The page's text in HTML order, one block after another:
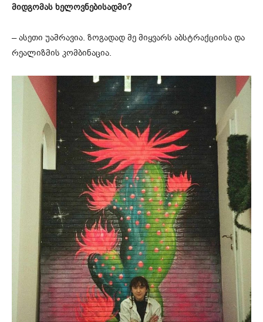
მიდგომას ხელოვნებისადმი?
– ასეთი უამრავია. ზოგადად მე მიყვარს აბსტრაქციისა და
რეალიზმის კომბინაცია.